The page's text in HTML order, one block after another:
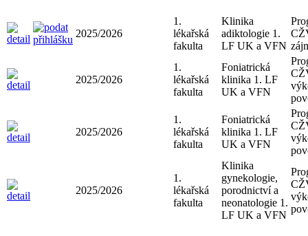
2025/2026
1.
lékařská
fakulta
Klinika
adiktologie 1.
LF UK a VFN
2025/2026
1.
lékařská
fakulta
Foniatrická
klinika 1. LF
UK a VFN
2025/2026
1.
lékařská
fakulta
Foniatrická
klinika 1. LF
UK a VFN
2025/2026
1.
lékařská
fakulta
Klinika
gynekologie,
porodnictví a
neonatologie 1.
LF UK a VFN